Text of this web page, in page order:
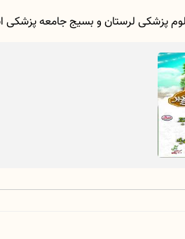
پزشکی لرستان و بسیج جامعه پزشکی